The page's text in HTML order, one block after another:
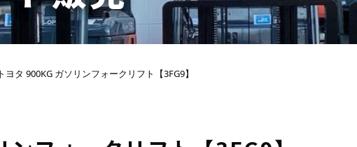
トヨタ 900KG ガソリンフォークリフト【3FG9】